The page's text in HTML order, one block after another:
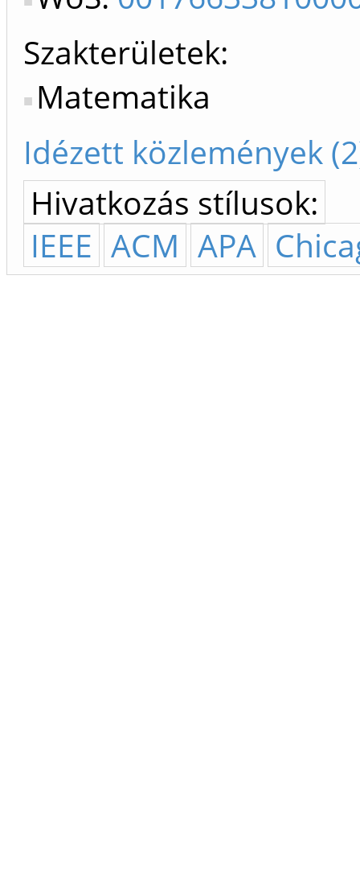
Szakterületek:
Matematika
Idézett közlemények
Hivatkozás stílusok:
IEEE ACM APA